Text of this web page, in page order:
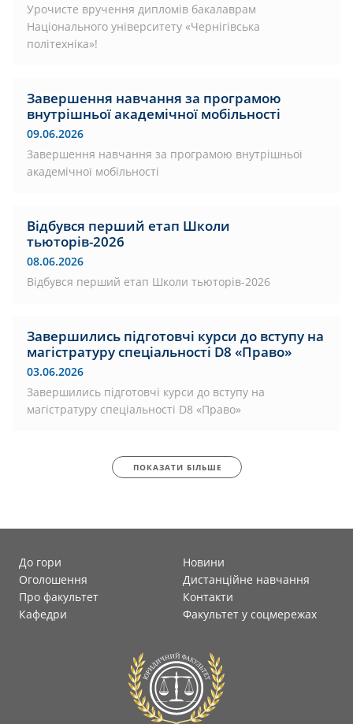
Урочисте вручення дипломів бакалаврам
Національного університету «Чернігівська
політехніка»!
Завершення навчання за програмою
внутрішньої академічної мобільності
09.06.2026
Завершення навчання за програмою внутрішньої
академічної мобільності
Відбувся перший етап Школи
тьюторів-2026
08.06.2026
Відбувся перший етап Школи тьюторів-2026
Завершились підготовчі курси до вступу на
магістратуру спеціальності D8 «Право»
03.06.2026
Завершились підготовчі курси до вступу на
магістратуру спеціальності D8 «Право»
ПОКАЗАТИ БІЛЬШЕ
До гори
Новини
Оголошення
Дистанційне навчання
Про факультет
Контакти
Кафедри
Факультет у соцмережах